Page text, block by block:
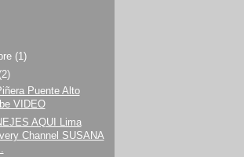
(1)
(2)
Puente Alto
VIDEO
AQUI Lima
Channel SUSANA